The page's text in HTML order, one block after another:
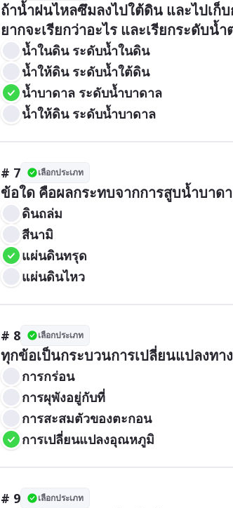
ถ้าน้ำฝนไหลซึมลงไปใต้ดิน และไปเ
ยากจะเรียกว่าอะไร และเรียกระดับน้
น้ำในดิน ระดับน้ำในดิน
น้ำให้ดิน ระดับน้ำใต้ดิน
น้ำบาดาล ระดับน้ำบาดาล
น้ำให้ดิน ระดับน้ำบาดาล
# 7 เลือกประเภท
ข้อใด คือผลกระทบจากการสูบน้ำบาด
ดินถล่ม
สีนามิ
แผ่นดินทรุด
แผ่นดินไหว
# 8 เลือกประเภท
ทุกข้อเป็นกระบวนการเปลี่ยนแปลงท
การกร่อน
การผุพังอยู่กับที่
การสะสมตัวของตะกอน
การเปลี่ยนแปลงอุณหภูมิ
# 9 เลือกประเภท